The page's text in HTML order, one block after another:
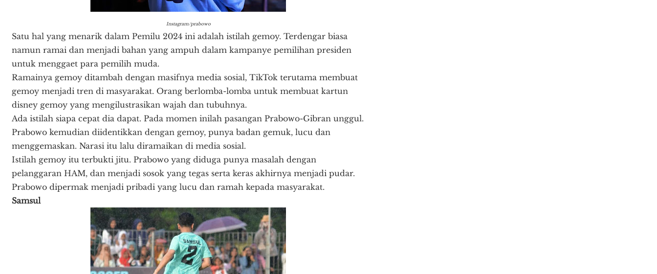
Instagram/prabowo
Satu hal yang menarik dalam Pemilu 2024 ini adalah istilah gemoy. Terdengar biasa
namun ramai dan menjadi bahan yang ampuh dalam kampanye pemilihan presiden
untuk menggaet para pemilih muda.
Ramainya gemoy ditambah dengan masifnya media sosial, TikTok terutama membuat
gemoy menjadi tren di masyarakat. Orang berlomba-lomba untuk membuat kartun
disney gemoy yang mengilustrasikan wajah dan tubuhnya.
Ada istilah siapa cepat dia dapat. Pada momen inilah pasangan Prabowo-Gibran unggul.
Prabowo kemudian diidentikkan dengan gemoy, punya badan gemuk, lucu dan
menggemaskan. Narasi itu lalu diramaikan di media sosial.
Istilah gemoy itu terbukti jitu. Prabowo yang diduga punya masalah dengan
pelanggaran HAM, dan menjadi sosok yang tegas serta keras akhirnya menjadi pudar.
Prabowo dipermak menjadi pribadi yang lucu dan ramah kepada masyarakat.
Samsul